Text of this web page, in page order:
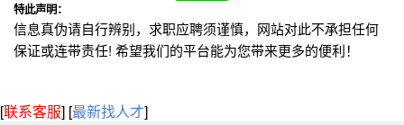
特此声明：
信息真伪请自行辨别，求职应聘须谨慎，网站对此不承担任何
保证或连带责任! 希望我们的平台能为您带来更多的便利！
[联系客服] [最新找人才]